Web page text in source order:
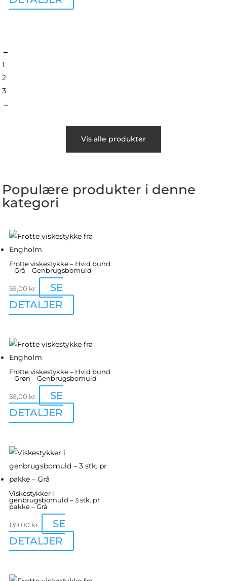
←
1
2
3
→
Vis alle produkter
Populære produkter i denne
kategori
Frotte viskestykke – Hvid bund
– Grå – Genbrugsbomuld
59,00 kr.
SE
DETALJER
Frotte viskestykke – Hvid bund
– Grøn – Genbrugsbomuld
59,00 kr.
SE
DETALJER
Viskestykker i
genbrugsbomuld – 3 stk. pr
pakke – Grå
139,00 kr.
SE
DETALJER